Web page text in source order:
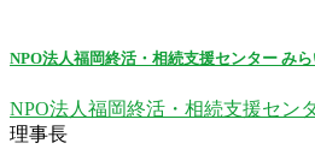
NPO法人福岡終活・相続支援センター みら
NPO法人福岡終活・相続支援セン
理事長